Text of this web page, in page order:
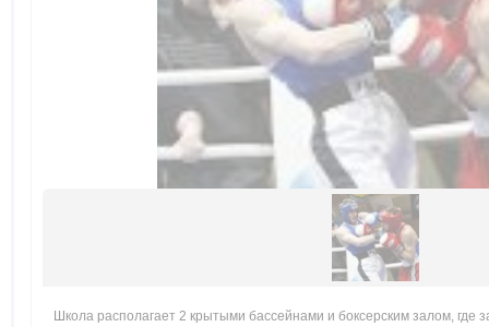
Школа располагает 2 крытыми бассейнами и боксерским залом, где